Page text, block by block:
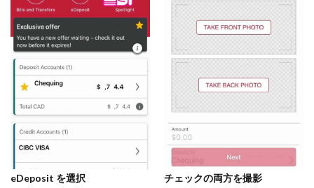
eDeposit を選択 チェックの両方を撮影